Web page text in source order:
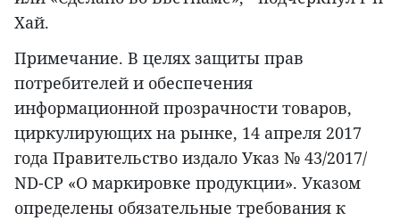
Хай.
Примечание. В целях защиты прав
потребителей и обеспечения
информационной прозрачности товаров,
циркулирующих на рынке, 14 апреля 2017
года Правительство издало Указ № 43/2017/
ND-CP «О маркировке продукции». Указом
определены обязательные требования к